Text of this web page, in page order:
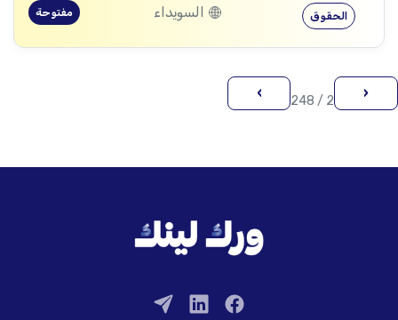
الحقوق السويداء مفتوحة
‹
2 / 248
›